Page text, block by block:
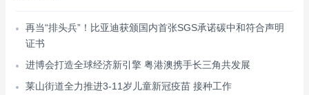
再当“排头兵”！比亚迪获颁国内首张SGS承诺碳中和符合声明
证书
进博会打造全球经济新引擎 粤港澳携手长三角共发展
莱山街道全力推进3-11岁儿童新冠疫苗 接种工作